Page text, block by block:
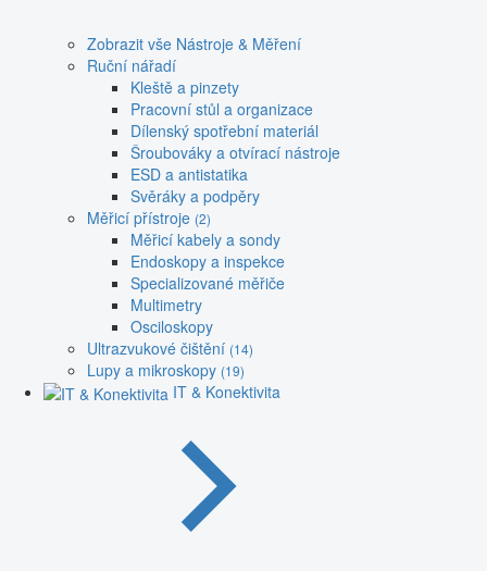
Zobrazit vše Nástroje & Měření
Ruční nářadí
Kleště a pinzety
Pracovní stůl a organizace
Dílenský spotřební materiál
Šroubováky a otvírací nástroje
ESD a antistatika
Svěráky a podpěry
Měřicí přístroje (2)
Měřicí kabely a sondy
Endoskopy a inspekce
Specializované měřiče
Multimetry
Osciloskopy
Ultrazvukové čištění (14)
Lupy a mikroskopy (19)
IT & Konektivita